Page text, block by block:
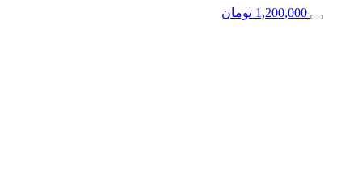
1,200,000 تومان